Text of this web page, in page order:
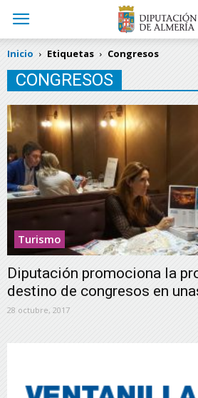
Inicio Etiquetas Congresos
CONGRESOS
Turismo
Diputación promociona la
destino de congresos en
28 octubre, 2017